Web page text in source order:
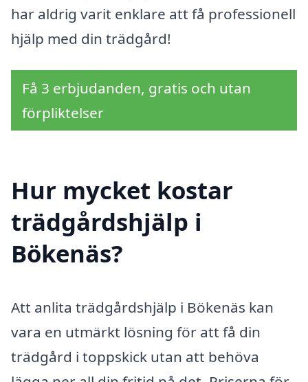
har aldrig varit enklare att få professionell
hjälp med din trädgård!
Få 3 erbjudanden, gratis och utan
förpliktelser
Hur mycket kostar
trädgårdshjälp i
Bökenäs?
Att anlita trädgårdshjälp i Bökenäs kan
vara en utmärkt lösning för att få din
trädgård i toppskick utan att behöva